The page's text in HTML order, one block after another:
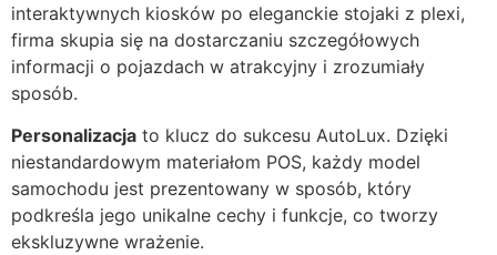
interaktywnych kiosków po eleganckie stojaki z plexi,
firma skupia się na dostarczaniu szczegółowych
informacji o pojazdach w atrakcyjny i zrozumiały
sposób.
Personalizacja to klucz do sukcesu AutoLux. Dzięki
niestandardowym materiałom POS, każdy model
samochodu jest prezentowany w sposób, który
podkreśla jego unikalne cechy i funkcje, co tworzy
ekskluzywne wrażenie.